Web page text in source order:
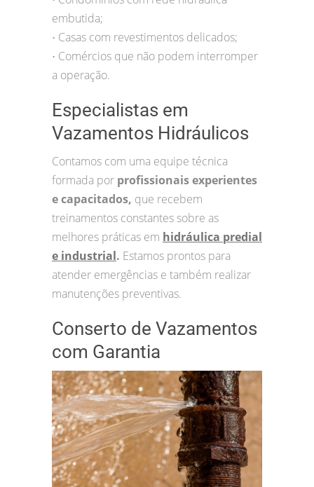
embutida;
• Casas com revestimentos delicados;
• Comércios que não podem interromper
a operação.
Especialistas em
Vazamentos Hidráulicos
Contamos com uma equipe técnica
formada por profissionais experientes
e capacitados, que recebem
treinamentos constantes sobre as
melhores práticas em hidráulica predial
e industrial. Estamos prontos para
atender emergências e também realizar
manutenções preventivas.
Conserto de Vazamentos
com Garantia